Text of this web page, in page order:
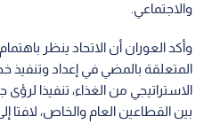
والاجتماعي.
وأكد العوران أن الاتحاد ينظر
المتعلقة بالمضي في إعداد وتنفيذ
الاستراتيجي من الغذاء، تنفيذا
بين القطاعين العام والخاص،